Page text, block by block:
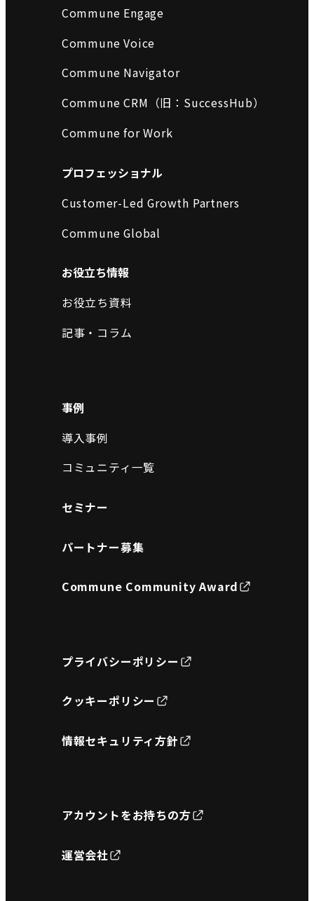
Commune Engage
Commune Voice
Commune Navigator
Commune CRM（旧：SuccessHub）
Commune for Work
プロフェッショナル
Customer-Led Growth Partners
Commune Global
お役立ち情報
お役立ち資料
記事・コラム
事例
導入事例
コミュニティ一覧
セミナー
パートナー募集
Commune Community Award
プライバシーポリシー
クッキーポリシー
情報セキュリティ方針
アカウントをお持ちの方
運営会社